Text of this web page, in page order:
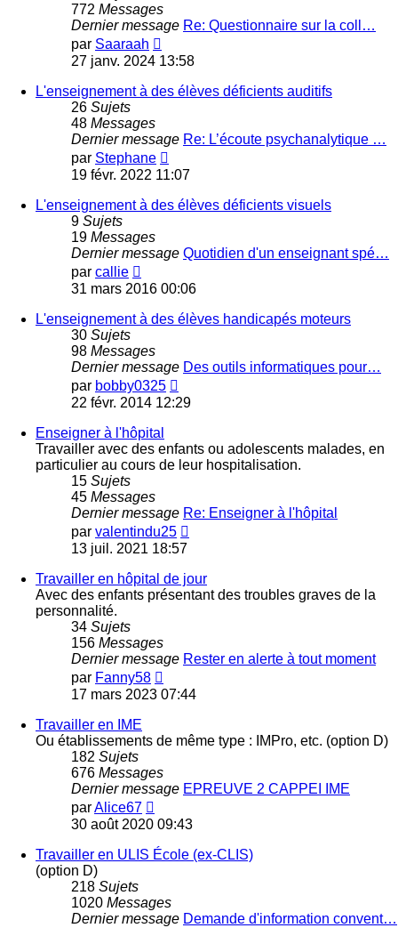
772 Messages
Dernier message Re: Questionnaire sur la coll…
par Saaraah
le
message
27 janv. 2024 13:58
L'enseignement à des élèves déficients auditifs
26 Sujets
48 Messages
Dernier message Re: L’écoute psychanalytique …
par Stephane
le
message
19 févr. 2022 11:07
L'enseignement à des élèves déficients visuels
9 Sujets
19 Messages
Dernier message Quotidien d'un enseignant spé…
par callie
le
message
31 mars 2016 00:06
L'enseignement à des élèves handicapés moteurs
30 Sujets
98 Messages
Dernier message Des outils informatiques pour…
par bobby0325
le
22 févr. 2014 12:29
Enseigner à l'hôpital
Travailler avec des enfants ou adolescents malades, en
particulier au cours de leur hospitalisation.
15 Sujets
45 Messages
Dernier message Re: Enseigner à l'hôpital
par valentindu25
message
13 juil. 2021 18:57
Travailler en hôpital de jour
Avec des enfants présentant des troubles graves de la
personnalité.
34 Sujets
156 Messages
Dernier message Rester en alerte à tout moment
par Fanny58
le
17 mars 2023 07:44
Travailler en IME
Ou établissements de même type : IMPro, etc. (option D)
182 Sujets
676 Messages
Dernier message EPREUVE 2 CAPPEI IME
parAlice67
le
message
30 août 2020 09:43
Travailler en ULIS École (ex-CLIS)
(option D)
218 Sujets
1020 Messages
Dernier message Demande d'information convent…